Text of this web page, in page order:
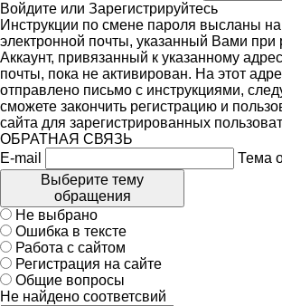
Войдите или Зарегистрируйтесь
Инструкции по смене пароля высланы
электронной почты, указанный Вами при
Аккаунт, привязанный к указанному
почты, пока не активирован. На этот
отправлено письмо с инструкциями,
сможете закончить регистрацию и
сайта для зарегистрированных
ОБРАТНАЯ СВЯЗЬ
E-mail
Тема
Выберите тему
обращения
Не выбрано
Ошибка в тексте
Работа с сайтом
Регистрация на сайте
Общие вопросы
Не найдено соответсвий